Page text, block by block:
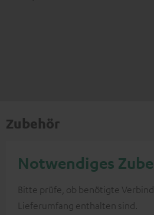
Zubehör
Notwendiges
Bitte prüfe, ob benötigte
Lieferumfang enthalten sind.